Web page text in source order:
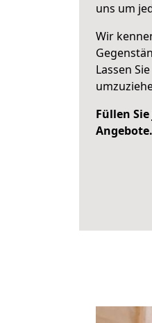
uns um
Wir
Lassen
Füllen
Angebote.